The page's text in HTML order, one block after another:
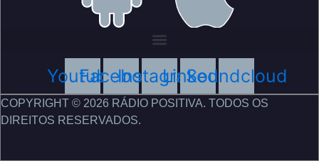
Youtube
Facebook
Instagram
Linkedin
Soundcloud
COPYRIGHT © 2026 RÁDIO POSITIVA. TODOS OS
DIREITOS RESERVADOS.